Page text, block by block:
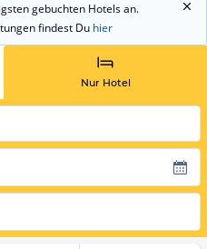
gebuchten Hotels an.
findest Du hier
Nur Hotel